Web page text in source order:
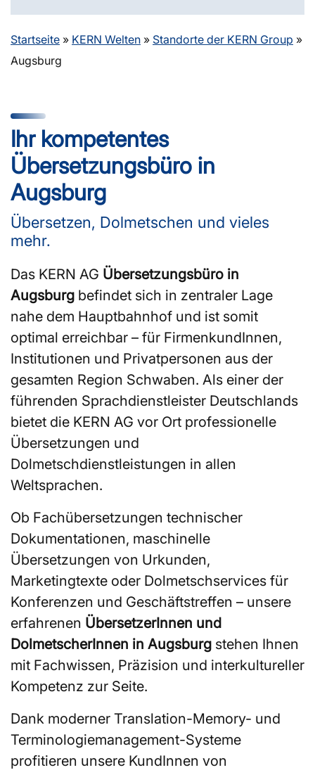
Startseite » KERN Welten » Standorte der KERN Group »
Augsburg
Ihr kompetentes
Übersetzungsbüro in
Augsburg
Übersetzen, Dolmetschen und vieles
mehr.
Das KERN AG Übersetzungsbüro in
Augsburg befindet sich in zentraler Lage
nahe dem Hauptbahnhof und ist somit
optimal erreichbar – für FirmenkundInnen,
Institutionen und Privatpersonen aus der
gesamten Region Schwaben. Als einer der
führenden Sprachdienstleister Deutschlands
bietet die KERN AG vor Ort professionelle
Übersetzungen und
Dolmetschdienstleistungen in allen
Weltsprachen.
Ob Fachübersetzungen technischer
Dokumentationen, maschinelle
Übersetzungen von Urkunden,
Marketingtexte oder Dolmetschservices für
Konferenzen und Geschäftstreffen – unsere
erfahrenen ÜbersetzerInnen und
DolmetscherInnen in Augsburg stehen Ihnen
mit Fachwissen, Präzision und interkultureller
Kompetenz zur Seite.
Dank moderner Translation-Memory- und
Terminologiemanagement-Systeme
profitieren unsere KundInnen von